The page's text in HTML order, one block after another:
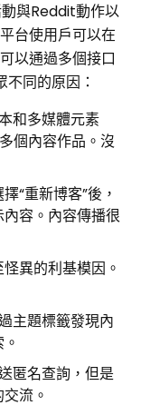
與Reddit動作以
台使用戶可以在
以通過多個接口
同的原因：
和多媒體元素
個內容作品。沒
“重新博客”後，
容。內容傳播很
異的利基模因。
主題標籤發現內
匿名查詢，但是
流。